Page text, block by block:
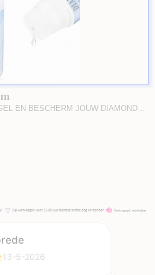
EN BESCHERM JOUW DIAMOND…